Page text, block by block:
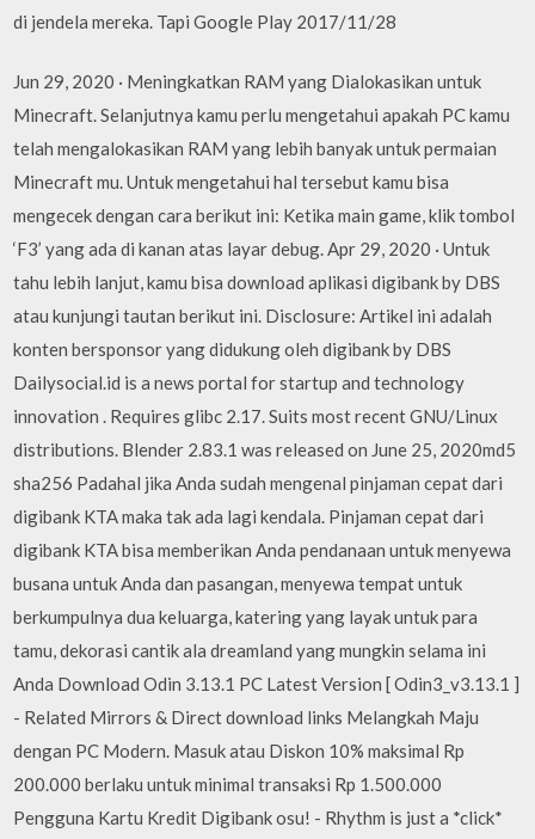
di jendela mereka. Tapi Google Play 2017/11/28
Jun 29, 2020 · Meningkatkan RAM yang Dialokasikan untuk
Minecraft. Selanjutnya kamu perlu mengetahui apakah PC kamu
telah mengalokasikan RAM yang lebih banyak untuk permaian
Minecraft mu. Untuk mengetahui hal tersebut kamu bisa
mengecek dengan cara berikut ini: Ketika main game, klik tombol
‘F3’ yang ada di kanan atas layar debug. Apr 29, 2020 · Untuk
tahu lebih lanjut, kamu bisa download aplikasi digibank by DBS
atau kunjungi tautan berikut ini. Disclosure: Artikel ini adalah
konten bersponsor yang didukung oleh digibank by DBS
Dailysocial.id is a news portal for startup and technology
innovation . Requires glibc 2.17. Suits most recent GNU/Linux
distributions. Blender 2.83.1 was released on June 25, 2020md5
sha256 Padahal jika Anda sudah mengenal pinjaman cepat dari
digibank KTA maka tak ada lagi kendala. Pinjaman cepat dari
digibank KTA bisa memberikan Anda pendanaan untuk menyewa
busana untuk Anda dan pasangan, menyewa tempat untuk
berkumpulnya dua keluarga, katering yang layak untuk para
tamu, dekorasi cantik ala dreamland yang mungkin selama ini
Anda Download Odin 3.13.1 PC Latest Version [ Odin3_v3.13.1 ]
- Related Mirrors & Direct download links Melangkah Maju
dengan PC Modern. Masuk atau Diskon 10% maksimal Rp
200.000 berlaku untuk minimal transaksi Rp 1.500.000
Pengguna Kartu Kredit Digibank osu! - Rhythm is just a *click*